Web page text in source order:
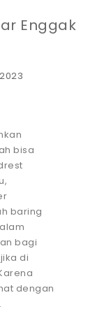
Enggak
bisa
baring
bagi
di
dengan